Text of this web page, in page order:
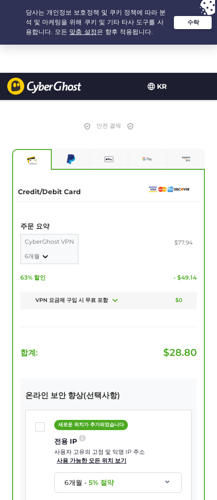
KR
추천 옵션:최저가- 1.25년 $1.99/개월
안전 결제
Credit/Debit Card
주문 요약
CyberGhost VPN
6개월
$77.94
63% 할인 - $49.14
VPN 요금제 구입 시 무료 포함 $0
합계: $28.80
온라인 보안 향상(선택사항)
새로운 위치가 추가되었습니다
전용 IP
사용자 고유의 고정 및 익명 IP 주소
사용 가능한 모든 위치 보기
6개월-5% 절약